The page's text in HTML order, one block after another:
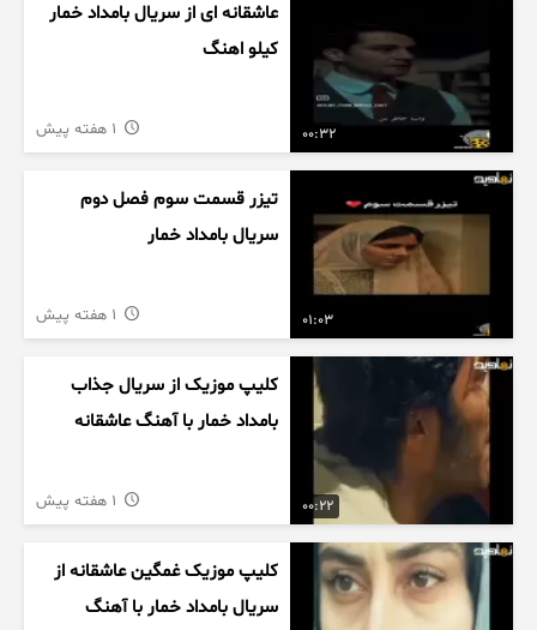
00:32
عاشقانه ای از سریال بامداد خمار
کیلو اهنگ
01:03
تیزر قسمت سوم فصل دوم
سریال بامداد خمار
00:22
کلیپ موزیک از سریال جذاب
بامداد خمار با آهنگ عاشقانه
کلیپ موزیک غمگین عاشقانه از
سریال بامداد خمار با آهنگ